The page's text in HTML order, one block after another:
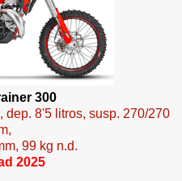
300
dep. 8'5 litros, susp. 270/270
99 kg n.d.
2025